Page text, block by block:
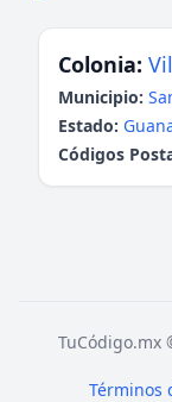
Colonia:
Municipio:
Estado:
Códigos
TuCódigo.mx
Términos